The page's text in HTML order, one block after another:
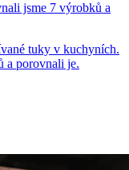
jsme 7 výrobků a
tuky v kuchyních.
a porovnali je.